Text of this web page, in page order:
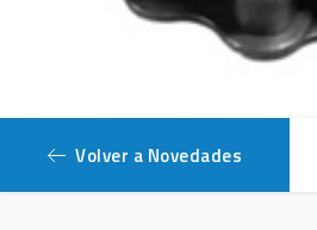
Volver a Novedades